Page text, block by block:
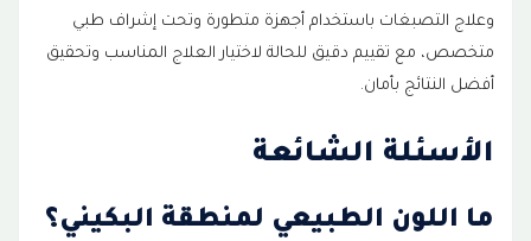
وعلاج التصبغات باستخدام أجهزة متطورة وتحت إشراف طبي
متخصص، مع تقييم دقيق للحالة لاختيار العلاج المناسب وتحقيق
أفضل النتائج بأمان.
الأسئلة الشائعة
ما اللون الطبيعي لمنطقة البكيني؟